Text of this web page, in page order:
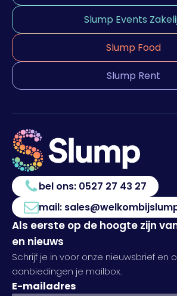
Slump Events
Slump Food
Slump Rent
bel ons: 0527 27 43 27
mail:
Als eerste op de hoogte zijn
en nieuws
Schrijf je in voor onze nieuwsbrief en
aanbiedingen je mailbox.
E-mailadres